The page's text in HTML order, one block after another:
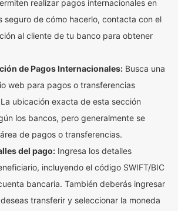
realizar pagos internacionales en
seguro de cómo hacerlo, contacta con el
al cliente de tu banco para obtener
de Pagos Internacionales: Busca una
web para pagos o transferencias
ubicación exacta de esta sección
los bancos, pero generalmente se
de pagos o transferencias.
del pago: Ingresa los detalles
incluyendo el código SWIFT/BIC
bancaria. También deberás ingresar
transferir y seleccionar la moneda